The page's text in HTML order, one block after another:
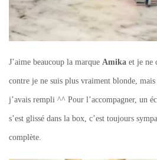
J’aime beaucoup la marque Amika et je ne
contre je ne suis plus vraiment blonde,
j’avais rempli ^^ Pour l’accompagner, un
s’est glissé dans la box, c’est toujours
complète.